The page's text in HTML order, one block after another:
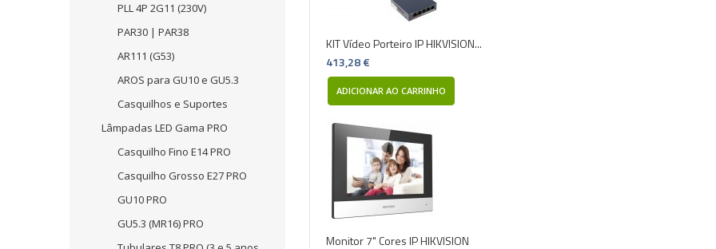
PLL 4P 2G11 (230V)
PAR30 | PAR38
AR111 (G53)
AROS para GU10 e GU5.3
Casquilhos e Suportes
Lâmpadas LED Gama PRO
Casquilho Fino E14 PRO
Casquilho Grosso E27 PRO
GU10 PRO
GU5.3 (MR16) PRO
KIT Vídeo Porteiro IP HIKVISION...
413,28 €
ADICIONAR AO CARRINHO
Monitor 7" Cores IP HIKVISION